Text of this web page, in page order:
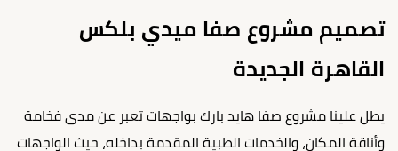
تصميم مشروع صفا ميدي بلكس
القاهرة الجديدة
يطل علينا مشروع صفا هايد بارك بواجهات تعبر عن مدى فخامة
وأناقة المكان، والخدمات الطبية المقدمة بداخله، حيث الواجهات